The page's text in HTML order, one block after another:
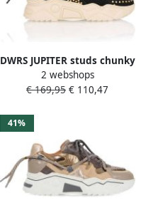
DWRS JUPITER studs chunky
leren sneakers zwart
2 webshops
€ 169,95 € 110,47
41%